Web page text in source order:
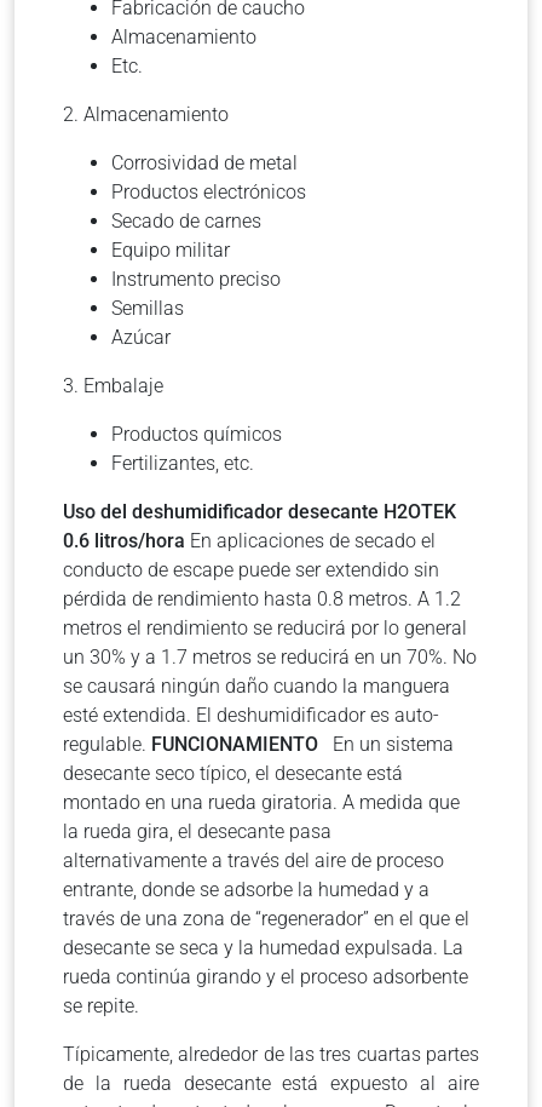
Fabricación de caucho
Almacenamiento
Etc.
2. Almacenamiento
Corrosividad de metal
Productos electrónicos
Secado de carnes
Equipo militar
Instrumento preciso
Semillas
Azúcar
3. Embalaje
Productos químicos
Fertilizantes, etc.
Uso del deshumidificador desecante H2OTEK
0.6 litros/hora En aplicaciones de secado el
conducto de escape puede ser extendido sin
pérdida de rendimiento hasta 0.8 metros. A 1.2
metros el rendimiento se reducirá por lo general
un 30% y a 1.7 metros se reducirá en un 70%. No
se causará ningún daño cuando la manguera
esté extendida. El deshumidificador es auto-
regulable. FUNCIONAMIENTO
En un sistema
desecante seco típico, el desecante está
montado en una rueda giratoria. A medida que
la rueda gira, el desecante pasa
alternativamente a través del aire de proceso
entrante, donde se adsorbe la humedad y a
través de una zona de “regenerador” en el que el
desecante se seca y la humedad expulsada. La
rueda continúa girando y el proceso adsorbente
se repite.
Típicamente, alrededor de las tres cuartas partes
de la rueda desecante está expuesto al aire